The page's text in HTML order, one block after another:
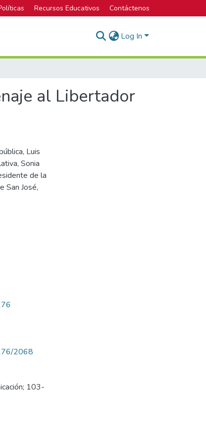
Recursos Educativos Contáctenos
Log In
al Libertador
Luis
Sonia
de la
San José,
2068
103-